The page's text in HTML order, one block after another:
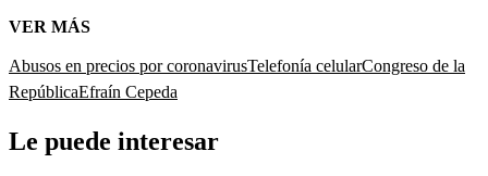
VER MÁS
Abusos en precios por coronavirusTelefonía celularCongreso de la
RepúblicaEfraín Cepeda
Le puede interesar